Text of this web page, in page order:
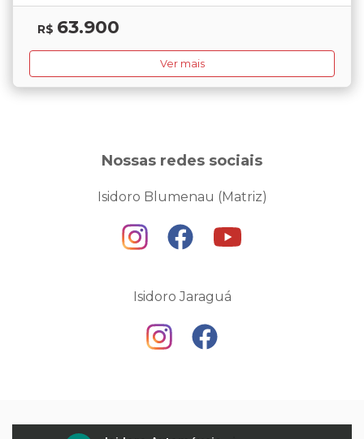
R$ 63.900
Ver mais
Nossas redes sociais
Isidoro Blumenau (Matriz)
Isidoro Jaraguá